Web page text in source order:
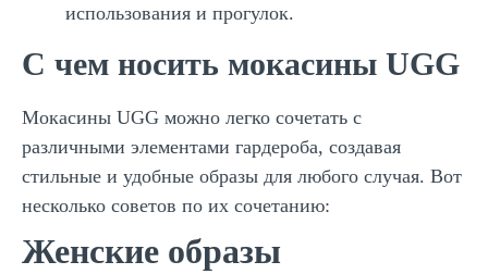
использования и прогулок.
С чем носить мокасины UGG
Мокасины UGG можно легко сочетать с
различными элементами гардероба, создавая
стильные и удобные образы для любого случая. Вот
несколько советов по их сочетанию:
Женские образы